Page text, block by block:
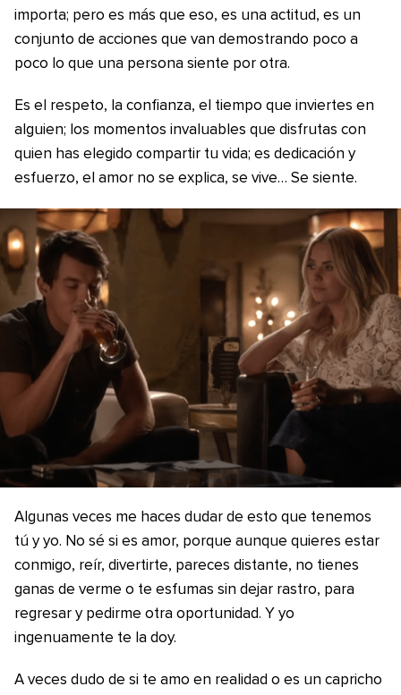
importa; pero es más que eso, es una actitud, es un
conjunto de acciones que van demostrando poco a
poco lo que una persona siente por otra.
Es el respeto, la confianza, el tiempo que inviertes en
alguien; los momentos invaluables que disfrutas con
quien has elegido compartir tu vida; es dedicación y
esfuerzo, el amor no se explica, se vive… Se siente.
Algunas veces me haces dudar de esto que tenemos
tú y yo. No sé si es amor, porque aunque quieres estar
conmigo, reír, divertirte, pareces distante, no tienes
ganas de verme o te esfumas sin dejar rastro, para
regresar y pedirme otra oportunidad. Y yo
ingenuamente te la doy.
A veces dudo de si te amo en realidad o es un capricho